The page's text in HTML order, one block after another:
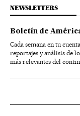
NEWSLETTERS
Boletín de
Cada semana en tu
reportajes y análisis de
más relevantes del